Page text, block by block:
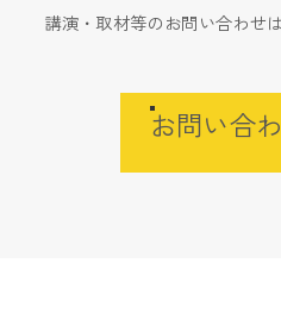
講演・取材等のお問い合わせ
お問い合